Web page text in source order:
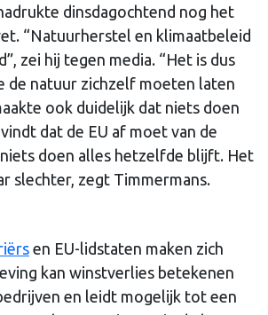
dinsdagochtend nog het
“Natuurherstel en klimaatbeleid
zei hij tegen media. “Het is dus
de natuur zichzelf moeten laten
ook duidelijk dat niets doen
dat de EU af moet van de
doen alles hetzelfde blijft. Het
slechter, zegt Timmermans.
en EU-lidstaten maken zich
kan winstverlies betekenen
en leidt mogelijk tot een